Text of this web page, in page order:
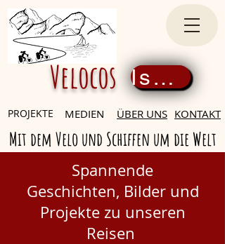
Velocos
Spannende
Geschichten, Bilder und
Projekte zu unseren
Reisen
Mit dem Velo und Schiffen um die Welt
Iscriviti ora
PROJEKTE MEDIEN ÜBER UNS KONTAKT